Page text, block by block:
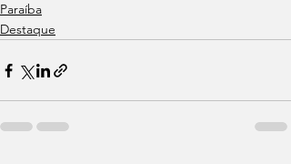
Paraíba
Destaque